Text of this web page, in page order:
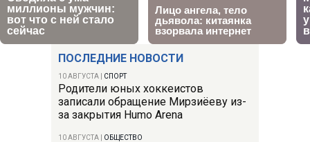
ПОСЛЕДНИЕ НОВОСТИ
10 АВГУСТА СПОРТ
Родители юных хоккеистов
записали обращение Мирзиёеву из-
за закрытия Humo Arena
10 АВГУСТА ОБЩЕСТВО